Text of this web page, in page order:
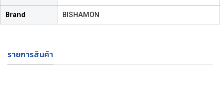
Brand BISHAMON
รายการสินค้า